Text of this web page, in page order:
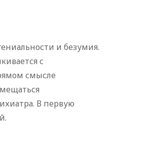
и безумия.
с
смысле
В первую